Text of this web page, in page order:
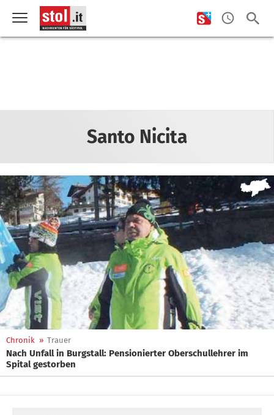
Santo Nicita
Chronik » Trauer
Nach Unfall in Burgstall: Pensionierter Oberschullehrer im
Spital gestorben